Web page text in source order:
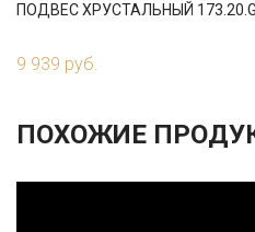
ПОДВЕС ХРУСТАЛЬНЫЙ 173.20.G
9 939 руб.
ПОХОЖИЕ